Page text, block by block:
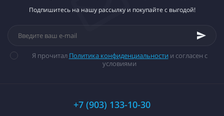
Подпишитесь на нашу рассылку и покупайте с выгодой!
Я прочитал Политика конфиденциальности и согласен с
условиями
+7 (903) 133-10-30